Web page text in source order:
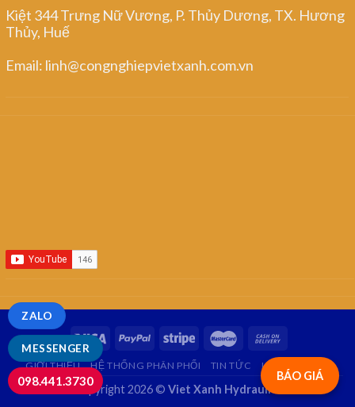
Kiệt 344 Trưng Nữ Vương, P. Thủy Dương, TX. Hương
Thủy, Huế
Email: linh@congnghiepvietxanh.com.vn
BÁO GIÁ
GIỚI THIỆU HỆ THỐNG PHÂN PHỐI TIN TỨC LIÊN HỆ
Copyright 2026 © Viet Xanh Hydraulics
MESSENGER
ZALO
098.441.3730